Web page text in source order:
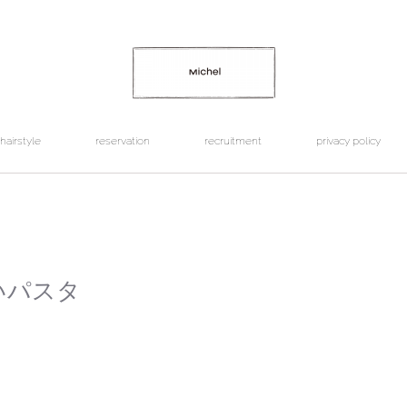
hairstyle reservation recruitment privacy policy
スタ